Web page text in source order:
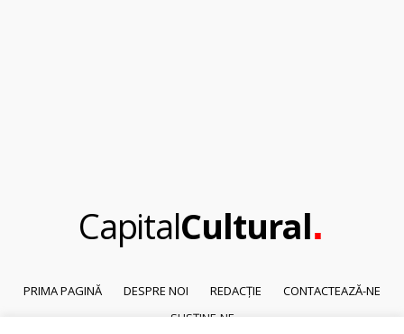
CapitalCultural.
PRIMA PAGINĂ DESPRE NOI REDACȚIE
CONTACTEAZĂ-NE
SUSȚINE-NE